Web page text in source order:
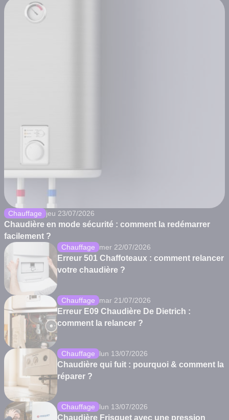
Chauffage jeu 23/07/2026
Chaudière en mode sécurité : comment la redémarrer
facilement ?
Chauffage mer 22/07/2026
Erreur 501 Chaffoteaux : comment relancer
votre chaudière ?
Chauffage mar 21/07/2026
Erreur E09 Chaudière De Dietrich :
comment la relancer ?
Chauffage lun 13/07/2026
Chaudière qui fuit : pourquoi & comment la
réparer ?
Chauffage lun 13/07/2026
Chaudière Frisquet avec une pression